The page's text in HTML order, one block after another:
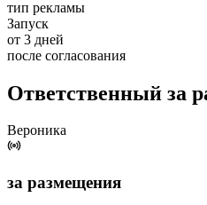
тип рекламы
Запуск
от 3 дней
после согласования
Ответственный за
Вероника
за размещения